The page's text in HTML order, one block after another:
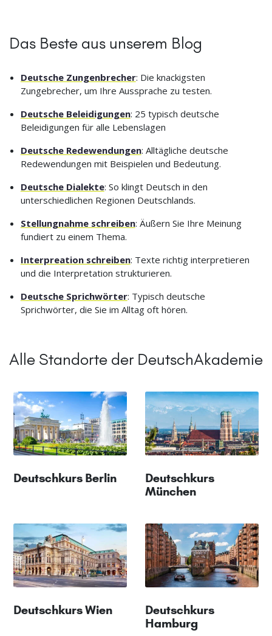
Das Beste aus unserem Blog
Deutsche Zungenbrecher: Die knackigsten
Zungebrecher, um Ihre Aussprache zu testen.
Deutsche Beleidigungen: 25 typisch deutsche
Beleidigungen für alle Lebenslagen
Deutsche Redewendungen: Alltägliche deutsche
Redewendungen mit Beispielen und Bedeutung.
Deutsche Dialekte: So klingt Deutsch in den
unterschiedlichen Regionen Deutschlands.
Stellungnahme schreiben: Äußern Sie Ihre Meinung
fundiert zu einem Thema.
Interpreation schreiben: Texte richtig interpretieren
und die Interpretation strukturieren.
Deutsche Sprichwörter: Typisch deutsche
Sprichwörter, die Sie im Alltag oft hören.
Alle Standorte der DeutschAkademie
Deutschkurs Berlin
Deutschkurs
München
Deutschkurs Wien
Deutschkurs
Hamburg